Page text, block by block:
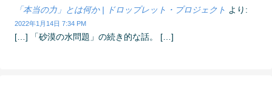
「本当の力」とは何か | ドロップレット・プロジェクト より:
2022年1月14日 7:34 PM
[…] 「砂漠の水問題」の続き的な話。 […]